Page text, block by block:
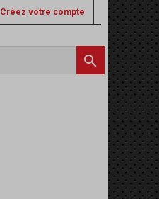
Créez votre compte
